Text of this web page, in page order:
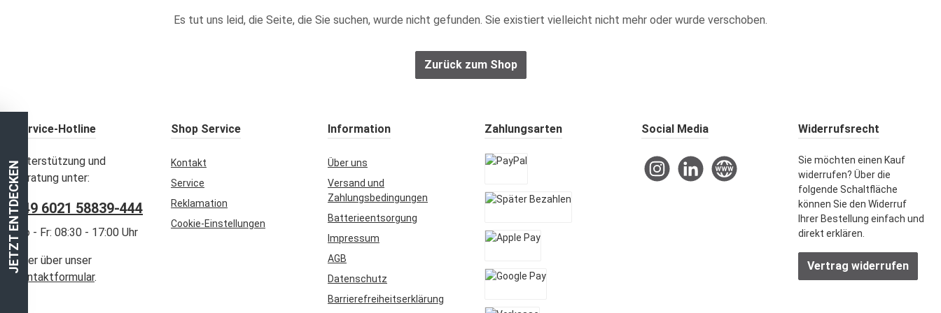
Es tut uns leid, die Seite, die Sie suchen, wurde nicht gefunden. Sie existiert vielleicht nicht mehr oder wurde verschoben.
Zurück zum Shop
Service-Hotline
Unterstützung und
Beratung unter:
+49 6021 58839-444
Mo - Fr: 08:30 - 17:00 Uhr
Oder über unser
Kontaktformular.
Shop Service
Kontakt
Service
Reklamation
Cookie-Einstellungen
Information
Über uns
Versand und
Zahlungsbedingungen
Batterieentsorgung
Impressum
AGB
Datenschutz
Barrierefreiheitserklärung
Zahlungsarten
PayPal
Später Bezahlen
Apple Pay
Google Pay
Social Media
InstagramLinkedIn Website
Widerrufsrecht
Sie möchten einen Kauf
widerrufen? Über die
folgende Schaltfläche
können Sie den Widerruf
Ihrer Bestellung einfach und
direkt erklären.
Vertrag widerrufen
JETZT ENTDECKEN